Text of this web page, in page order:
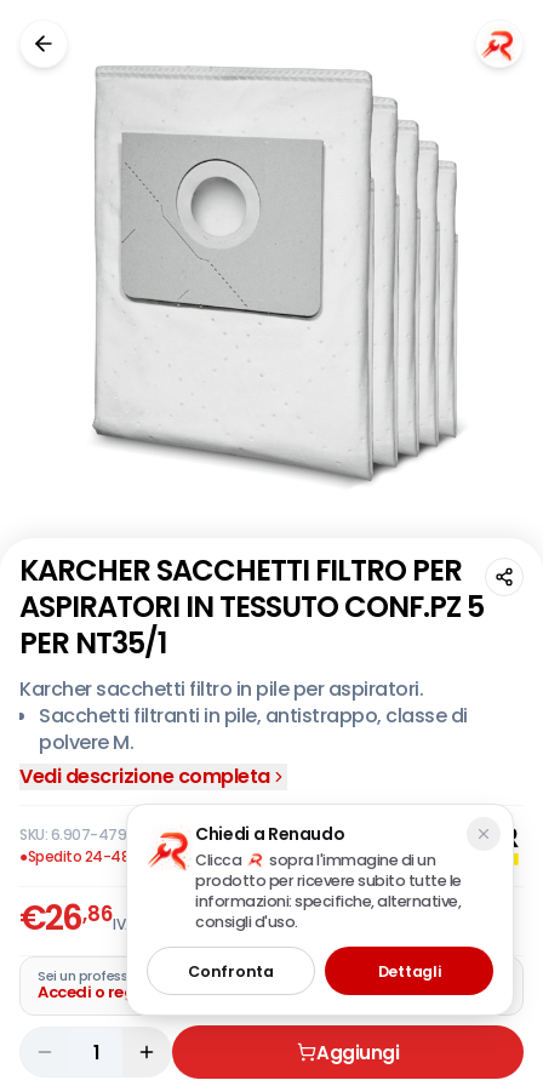
KARCHER SACCHETTI FILTRO PER
ASPIRATORI IN TESSUTO CONF.PZ 5
PER NT35/1
Karcher sacchetti filtro in pile per aspiratori.
Sacchetti filtranti in pile, antistrappo, classe di
polvere M.
Compatibili con: NT 20/1, NT 35/1, NT 38/1.
Vedi descrizione completa
SKU:6.907-479.0 EAN:4054278098456
●Spedito 24-48 ore
€26,86IVA incl.
Sei un professionista?
Accedi o registra la tua azienda
1 Aggiungi
Chiedi a Renaudo
Clicca
sopra l'immagine di un
prodotto per ricevere subito tutte le
informazioni: specifiche, alternative,
consigli d'uso.
Confronta Dettagli